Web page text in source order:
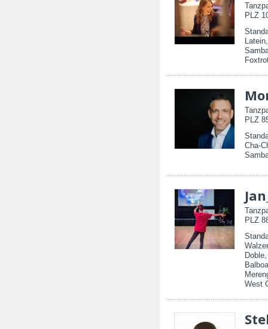
PLZ
PLZ
Cha-
PLZ
West